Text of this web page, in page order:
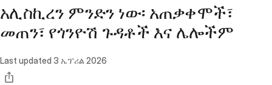
አሊስኪረን ምንድን ነው፡ አጠቃቀሞች፣
መጠን፣ የጎንዮሽ ጉዳቶች እና ሌሎችም
Last updated 3 ኤፕሪል 2026